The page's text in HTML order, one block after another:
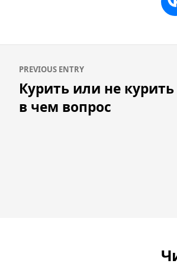
по
записям
PREVIOUS ENTRY
Курить или не курить
в чем вопрос